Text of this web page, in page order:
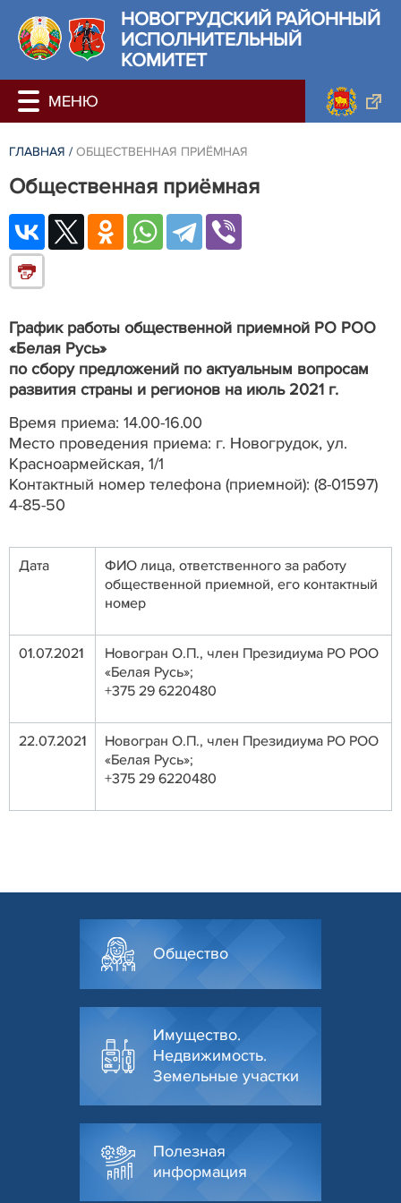
НОВОГРУДСКИЙ РАЙОННЫЙ
ИСПОЛНИТЕЛЬНЫЙ
КОМИТЕТ
ГЛАВНАЯ / ОБЩЕСТВЕННАЯ ПРИЁМНАЯ
Общественная приёмная
График работы общественной приемной РО РОО
«Белая Русь»
по сбору предложений по актуальным вопросам
развития страны и регионов на июль 2021 г.
Время приема: 14.00-16.00
Место проведения приема: г. Новогрудок, ул.
Красноармейская, 1/1
Контактный номер телефона (приемной): (8-01597)
4-85-50
Дата
ФИО лица, ответственного за работу
общественной приемной, его контактный
номер
01.07.2021
Новогран О.П., член Президиума РО РОО
«Белая Русь»;
+375 29 6220480
22.07.2021
Новогран О.П., член Президиума РО РОО
«Белая Русь»;
+375 29 6220480
Общество
Имущество.
Недвижимость.
Земельные участки
Полезная
информация